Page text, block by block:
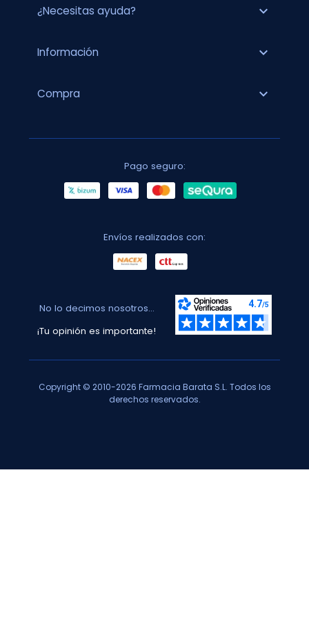
¿Necesitas ayuda? expand_more
Información expand_more
Compra expand_more
Pago seguro:
Envíos realizados con:
No lo decimos nosotros...
¡Tu opinión es importante!
Copyright © 2010-2026 Farmacia Barata S.L. Todos los
derechos reservados.